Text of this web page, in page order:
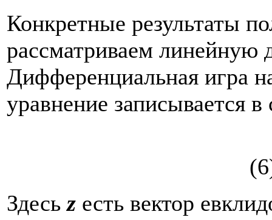
Конкретные результаты
рассматриваем линейную
Дифференциальная игра
уравнение записывается
Здесьz есть вектор